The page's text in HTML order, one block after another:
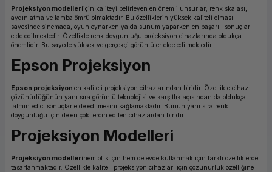
Projeksiyon modelleriiçin kaliteyi belirleyen en önemli unsurlar; renk skalası,
aydınlatma ve lamba ömrü olmaktadır. Bu özelliklerin yüksek kaliteli olması
sayesinde sinemada, oyun oynarken ya da sunum yaparken en başarılı sonuçlar
elde edilmektedir. Özellikle renk doygunluğu projeksiyon cihazlarında oldukça
önemlidir. Bu sayede yüksek ve gerçekçi görüntüler elde edilmektedir.
Epson Projeksiyon
Epson projeksiyon en kaliteli projeksiyon cihazlarından biridir. Özellikle cihaz
çözünürlüğünün yanı sıra görüntü teknolojisi ve karşıtlık açısından da oldukça
tatmin edici sonuçlar elde edilmesini sağlamaktadır. Bunun yanı sıra renk
doygunluğu için de en çok tercih edilen cihazlardan biridir.
Projeksiyon Modelleri
Projeksiyon modellerihem ofis için hem de evde kullanmak için farklı özelliklerde
tasarlanmaktadır. Özellikle kaliteli projeksiyon cihazları için çözünürlük özelliğine